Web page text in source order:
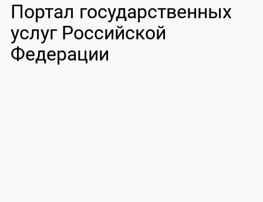
Портал государственных
услуг Российской
Федерации